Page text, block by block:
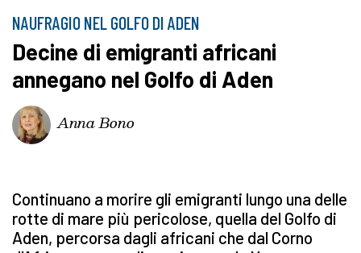
NAUFRAGIO NEL GOLFO DI ADEN
Decine di emigranti africani
annegano nel Golfo di Aden
Anna Bono
Continuano a morire gli emigranti lungo una delle
rotte di mare più pericolose, quella del Golfo di
Aden, percorsa dagli africani che dal Corno